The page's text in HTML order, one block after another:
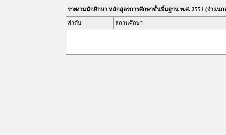
รายงานนักศึกษา หลักสูตรการศึกษาขั้นพื้นฐาน พ.ศ. 2551 (จำแน
ลำดับ สถานศึกษา